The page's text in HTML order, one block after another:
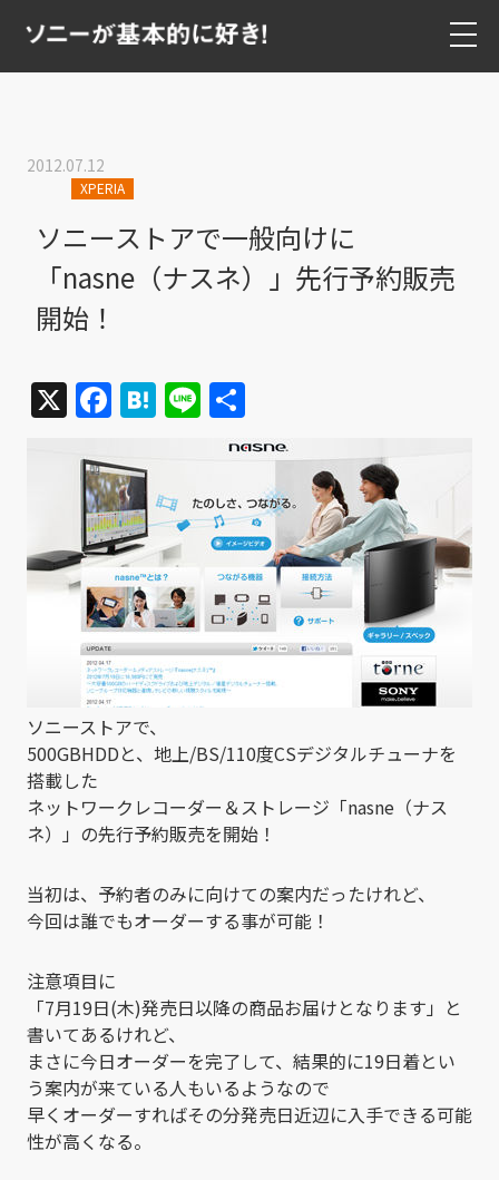
2012.07.12
XPERIA
ソニーストアで一般向けに
「nasne（ナスネ）」先行予約販売
開始！
X Facebook
Hatena
Line
有
ソニーストアで、
500GBHDDと、地上/BS/110度CSデジタルチューナを
搭載した
ネットワークレコーダー＆ストレージ「nasne（ナス
ネ）」の先行予約販売を開始！
当初は、予約者のみに向けての案内だったけれど、
今回は誰でもオーダーする事が可能！
注意項目に
「7月19日(木)発売日以降の商品お届けとなります」と
書いてあるけれど、
まさに今日オーダーを完了して、結果的に19日着とい
う案内が来ている人もいるようなので
早くオーダーすればその分発売日近辺に入手できる可能
性が高くなる。